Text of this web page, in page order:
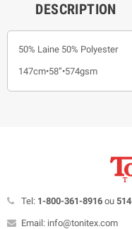
DESCRIPTION
50% Laine 50% Polyester
147cm•58”•574gsm
Tel: 1-800-361-8916 ou
Email: info@tonitex.com